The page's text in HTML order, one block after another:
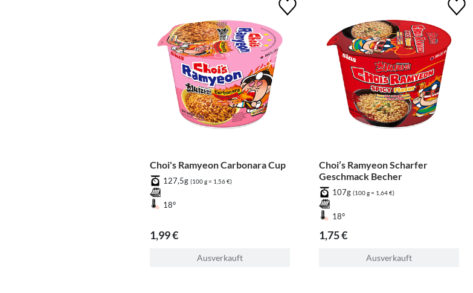
Choi's Ramyeon Carbonara Cup
127,5g (100 g = 1,56 €)
18°
1,99 €
Ausverkauft
Choi’s Ramyeon Scharfer
Geschmack Becher
107g (100 g = 1,64 €)
18°
1,75 €
Ausverkauft